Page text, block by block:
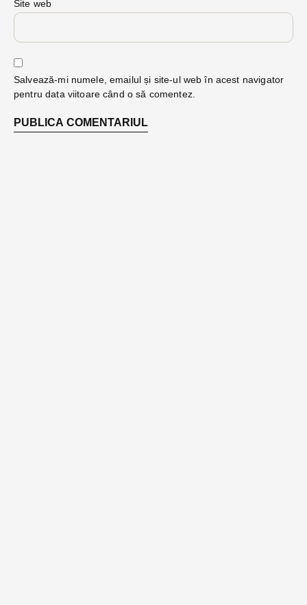
Site web
Salvează-mi numele, emailul și site-ul web în acest navigator
pentru data viitoare când o să comentez.